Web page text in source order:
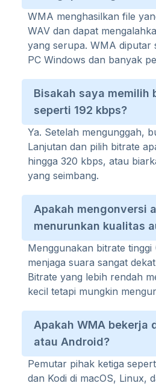
WMA menghasilkan file
WAV dan dapat
yang serupa. WMA diputar
PC Windows dan banyak
Bisakah saya memilih
seperti 192 kbps?
Ya. Setelah mengunggah,
Lanjutan dan pilih bitrate
hingga 320 kbps, atau
yang seimbang.
Apakah mengonversi
menurunkan kualitas
Menggunakan bitrate tinggi
menjaga suara sangat
Bitrate yang lebih rendah
kecil tetapi mungkin
Apakah WMA bekerja
atau Android?
Pemutar pihak ketiga
dan Kodi di macOS, Linux,